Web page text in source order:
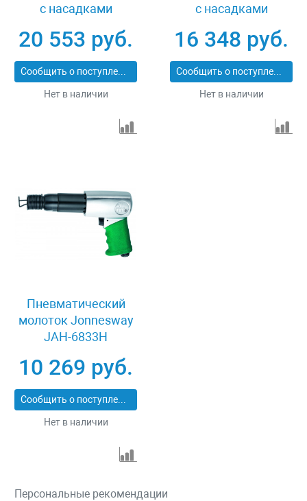
с насадками
303HK
20 553 руб.
Сообщить о поступлении
Нет в наличии
с насадками
6833HK
16 348 руб.
Сообщить о поступлении
Нет в наличии
Пневматический
молоток Jonnesway
JAH-6833H
10 269 руб.
Сообщить о поступлении
Нет в наличии
Персональные рекомендации